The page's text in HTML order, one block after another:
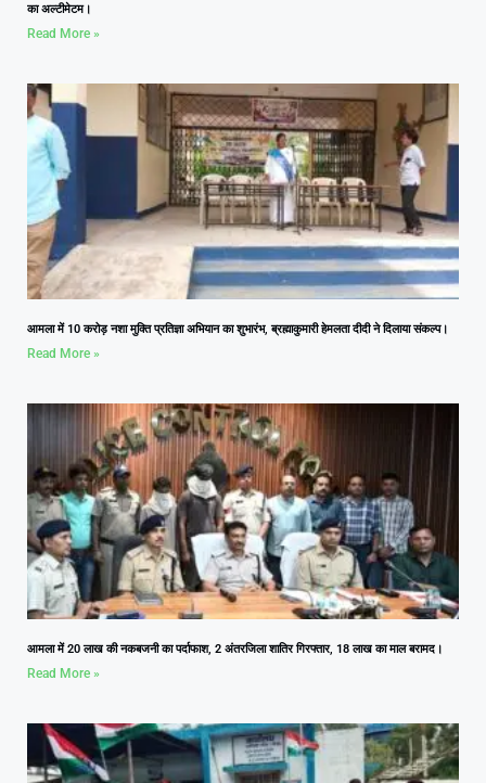
का अल्टीमेटम।
Read More »
आमला में 10 करोड़ नशा मुक्ति प्रतिज्ञा अभियान का शुभारंभ, ब्रह्माकुमारी हेमलता दीदी ने दिलाया संकल्प।
Read More »
आमला में 20 लाख की नकबजनी का पर्दाफाश, 2 अंतरजिला शातिर गिरफ्तार, 18 लाख का माल बरामद।
Read More »